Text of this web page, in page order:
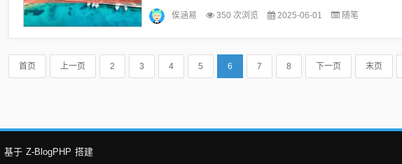
城市，其彩票业也十分发达，彩票开奖结果是每个彩民关注的
奖...
俟涵易 350 次浏览 2025-06-01 随笔
首页 上一页 2 3 4 5 6 7 8 下一页 末页
基于 Z-BlogPHP 搭建